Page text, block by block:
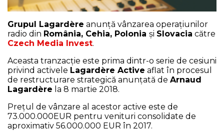
Grupul Lagardère anunță vânzarea operațiunilor
radio din România, Cehia, Polonia și Slovacia către
Czech Media Invest.
Aceasta tranzacție este prima dintr-o serie de cesiuni
privind activele Lagardère Active aflat în procesul
de restructurare strategică anunțată de Arnaud
Lagardère la 8 martie 2018.
Prețul de vânzare al acestor active este de
73.000.000EUR pentru venituri consolidate de
aproximativ 56.000.000 EUR în 2017.